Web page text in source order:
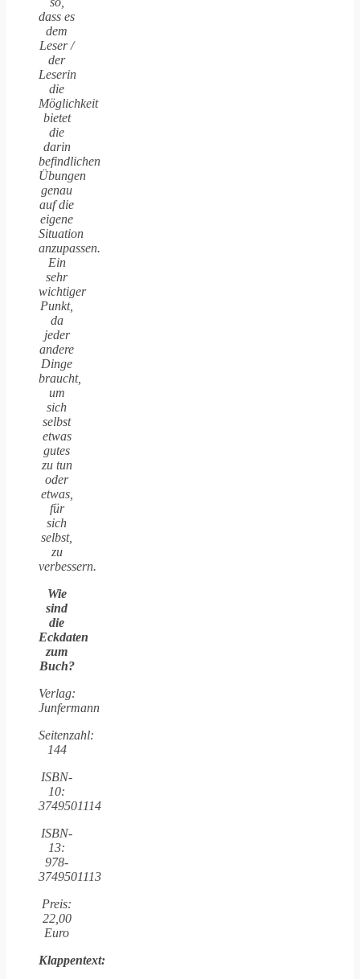
dass es
dem
Leser /
der
Leserin
die
Möglichkeit
bietet
die
darin
befindlichen
Übungen
genau
auf die
eigene
Situation
anzupassen.
Ein
sehr
wichtiger
Punkt,
da
jeder
andere
Dinge
braucht,
um
sich
selbst
etwas
gutes
zu tun
oder
etwas,
für
sich
selbst,
zu
verbessern.
Wie
sind
die
Eckdaten
zum
Buch?
Verlag:
Junfermann
Seitenzahl:
144
ISBN-
10:
‎3749501114
ISBN-
13:
978-
3749501113
Preis:
22,00
Euro
Klappentext: